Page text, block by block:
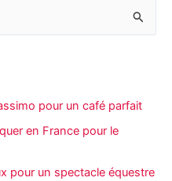
pour un café parfait
en France pour le
pour un spectacle équestre